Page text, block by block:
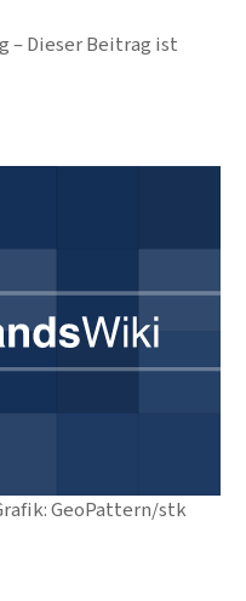
GeoPattern/stk
Dieser Beitrag ist